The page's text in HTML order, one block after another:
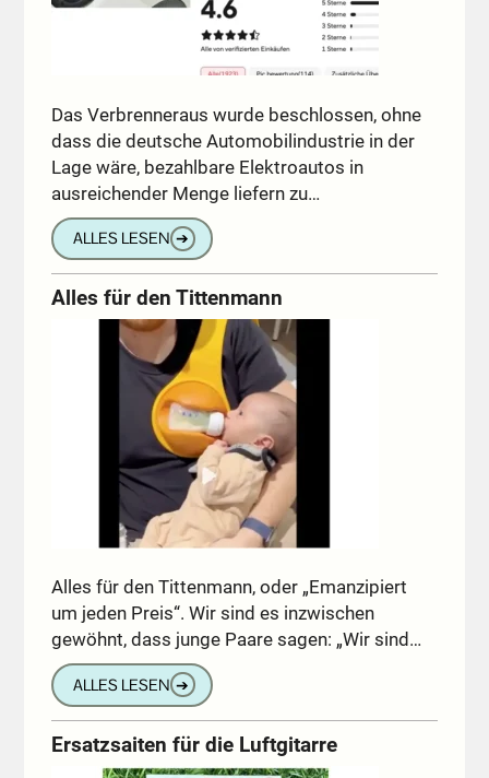
Das Verbrenneraus wurde beschlossen, ohne
dass die deutsche Automobilindustrie in der
Lage wäre, bezahlbare Elektroautos in
ausreichender Menge liefern zu…
ALLES LESEN ➔
Alles für den Tittenmann
Alles für den Tittenmann, oder „Emanzipiert
um jeden Preis“. Wir sind es inzwischen
gewöhnt, dass junge Paare sagen: „Wir sind…
ALLES LESEN ➔
Ersatzsaiten für die Luftgitarre